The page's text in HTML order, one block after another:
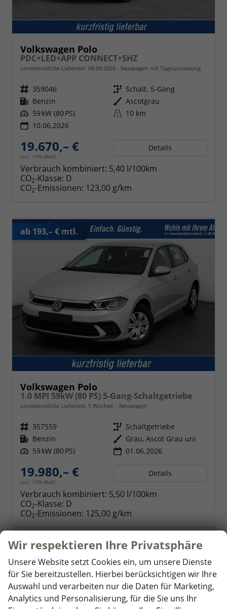
Volkswagen Polo
PDC+LED+APP CONNECT+SHZ
unverbindliche Lieferzeit: 09.09.2026 Neuwagen mit Tageszulassung
Fahrzeugnr. 359046 Getriebe Schalt. 5-Gang
Kraftstoff Benzin Außenfarbe Ascotgrau
Leistung 59 kW (80 PS) Kilometerstand 10 km
10.06.2026
19.670,– €
incl. 19% MwSt.
Details
Verbrauch kombiniert: 5,40 l/100km
CO2-Klasse: D
CO2-Emissionen: 123,00 g/km
ab 193,– € mtl.
Volkswagen Polo
1.0 MPI 59kW (80 PS) 5-Gang-Schaltgetriebe
unverbindliche Lieferzeit: 5 Wochen Neuwagen
Fahrzeugnr. 357559 Getriebe Schaltgetriebe
Kraftstoff Benzin Außenfarbe Grau, Ascot Grau uni
Leistung 59 kW (80 PS) 01.06.2026
19.980,– €
incl. 19% MwSt.
Details
Verbrauch kombiniert: 5,50 l/100km
CO2-Klasse: D
CO2-Emissionen: 125,00 g/km
ab 193,– € mtl.
Wir respektieren Ihre Privatsphäre
Unsere Website setzt Cookies ein, um unsere Dienste
für Sie bereitzustellen. Hierbei berücksichtigen wir Ihre
Auswahl und verarbeiten nur die Daten für Marketing,
Analytics und Personalisierung, für die Sie uns Ihr